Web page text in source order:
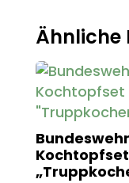
Ähnliche
Bundeswehr
Kochtopfset